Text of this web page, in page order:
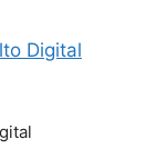
Digital